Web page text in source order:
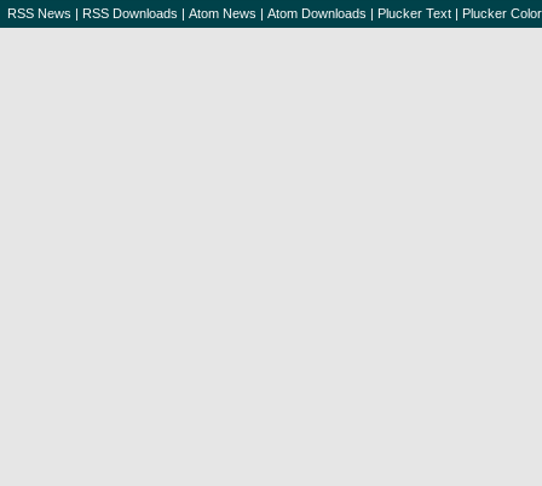
RSS News | RSS Downloads | Atom News | Atom Downloads | Plucker Text | Plucker Color